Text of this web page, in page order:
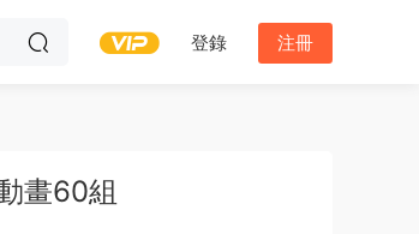
登錄 注冊
畫60組